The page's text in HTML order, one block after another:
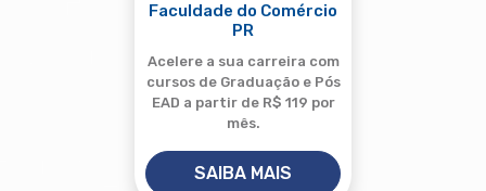
Faculdade do Comércio
PR
Acelere a sua carreira com
cursos de Graduação e Pós
EAD a partir de R$ 119 por
mês.
SAIBA MAIS